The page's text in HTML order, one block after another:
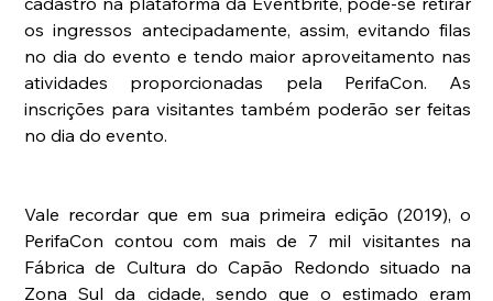
os ingressos antecipadamente, assim, evitando filas
no dia do evento e tendo maior aproveitamento nas
atividades proporcionadas pela PerifaCon. As
inscrições para visitantes também poderão ser feitas
no dia do evento.
Vale recordar que em sua primeira edição (2019), o
PerifaCon contou com mais de 7 mil visitantes na
Fábrica de Cultura do Capão Redondo situado na
Zona Sul da cidade, sendo que o estimado eram